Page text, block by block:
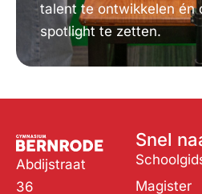
talent te ontwikkelen én
spotlight te zetten.
Abdijstraat
36
Snel
Magister